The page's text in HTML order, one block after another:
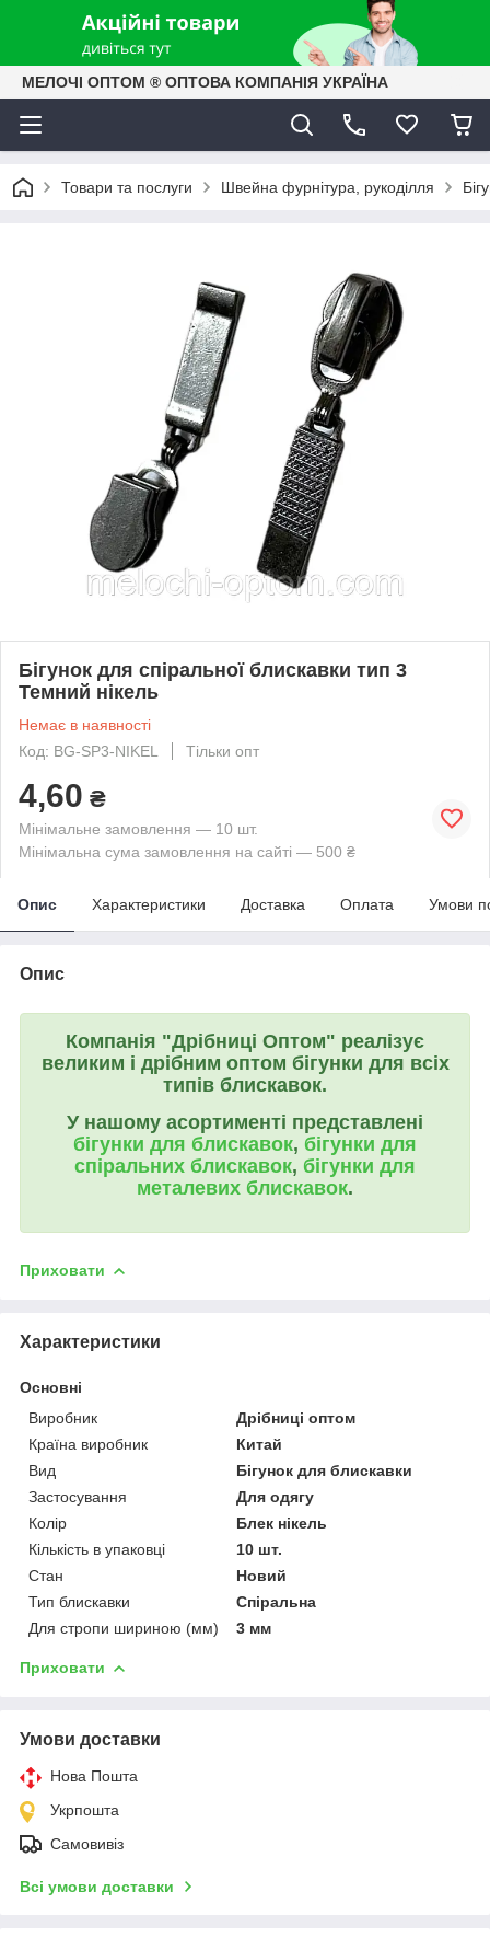
МЕЛОЧІ ОПТОМ ® ОПТОВА КОМПАНІЯ УКРАЇНА
Товари та послуги Швейна фурнітура, рукоділля
Бігунок для спіральної блискавки тип 3
Темний нікель
Немає в наявності
Код: BG-SP3-NIKEL
Тільки опт
4,60 ₴
Мінімальне замовлення — 10 шт.
Мінімальна сума замовлення на сайті — 500 ₴
Опис Характеристики Доставка Оплата Умови
Опис
Компанія "Дрібниці Оптом" реалізує
великим і дрібним оптом бігунки для всіх
типів блискавок.
У нашому асортименті представлені
бігунки для блискавок, бігунки для
спіральних блискавок, бігунки для
металевих блискавок.
Приховати
Характеристики
Основні
Виробник
Дрібниці оптом
Країна виробник
Китай
Вид
Бігунок для блискавки
Застосування
Для одягу
Колір
Блек нікель
Кількість в упаковці
10 шт.
Стан
Новий
Тип блискавки
Спіральна
Для стропи шириною (мм)
3 мм
Приховати
Умови доставки
Нова Пошта
Укрпошта
Самовивіз
Всі умови доставки